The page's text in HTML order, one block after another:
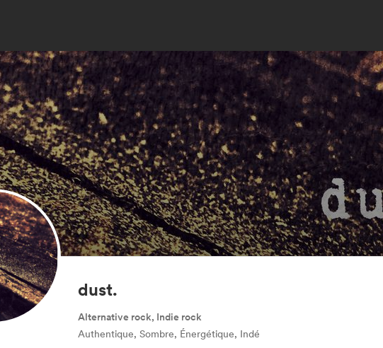
dust.
Alternative rock, Indie rock
Authentique, Sombre, Énergétique, Indé